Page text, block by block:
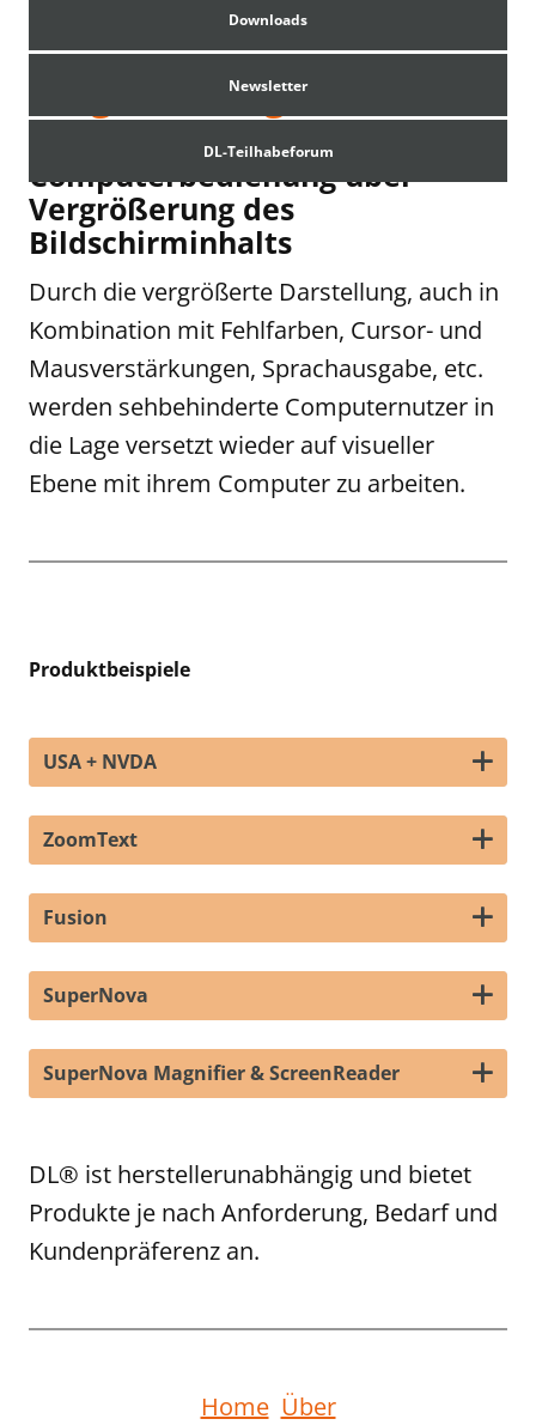
Downloads
Newsletter
DL-Teilhabeforum
Vergrößerung
Computerbedienung über
Vergrößerung des
Bildschirminhalts
Durch die vergrößerte Darstellung, auch in
Kombination mit Fehlfarben, Cursor- und
Mausverstärkungen, Sprachausgabe, etc.
werden sehbehinderte Computernutzer in
die Lage versetzt wieder auf visueller
Ebene mit ihrem Computer zu arbeiten.
Produktbeispiele
USA + NVDA
ZoomText
Fusion
SuperNova
SuperNova Magnifier & ScreenReader
DL® ist herstellerunabhängig und bietet
Produkte je nach Anforderung, Bedarf und
Kundenpräferenz an.
Home Über